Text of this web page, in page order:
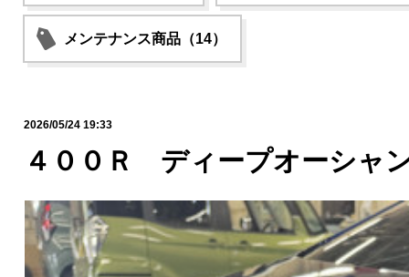
メンテナンス商品（14）
2026/05/24 19:33
４００Ｒ ディープオーシ